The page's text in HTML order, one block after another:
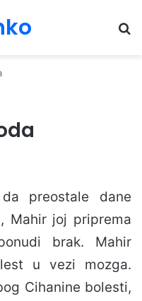
preostale dane
Mahir joj priprema
brak. Mahir
u vezi mozga.
Cihanine bolesti,